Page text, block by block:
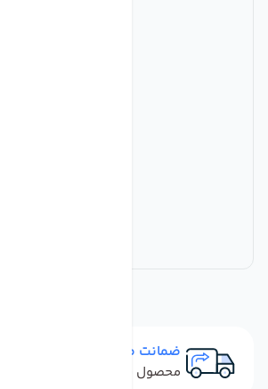
ضمانت مرجوعی
محصول نباید آسیب دیده باشد